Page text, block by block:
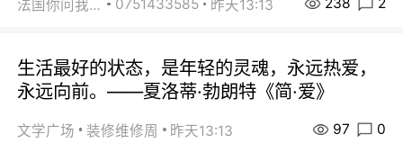
法国你问我答 0751433585 昨天13:13 238 2
生活最好的状态，是年轻的灵魂，永远热爱，
永远向前。——夏洛蒂·勃朗特《简·爱》
文学广场 装修维修周 昨天13:13 97 0